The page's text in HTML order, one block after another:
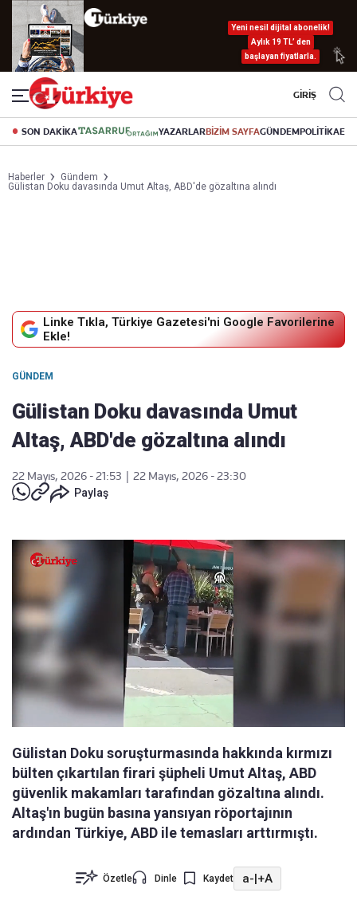
Yeni nesil dijital abonelik!
Aylık 19 TL’ den
başlayan fiyatlarla.
GİRİŞ
SON DAKİKA YAZARLARBİZİM SAYFAGÜNDEMPOLİTİKA
Haberler
Gündem
Gülistan Doku davasında Umut Altaş, ABD'de gözaltına alındı
Linke Tıkla, Türkiye Gazetesi'ni Google Favorilerine
Ekle!
GÜNDEM
Gülistan Doku davasında Umut
Altaş, ABD'de gözaltına alındı
22 Mayıs, 2026 - 21:53
22 Mayıs, 2026 - 23:30
Paylaş
Gülistan Doku soruşturmasında hakkında kırmızı
bülten çıkartılan firari şüpheli Umut Altaş, ABD
güvenlik makamları tarafından gözaltına alındı.
Altaş'ın bugün basına yansıyan röportajının
ardından Türkiye, ABD ile temasları arttırmıştı.
Özetle Dinle Kaydet a-|+A